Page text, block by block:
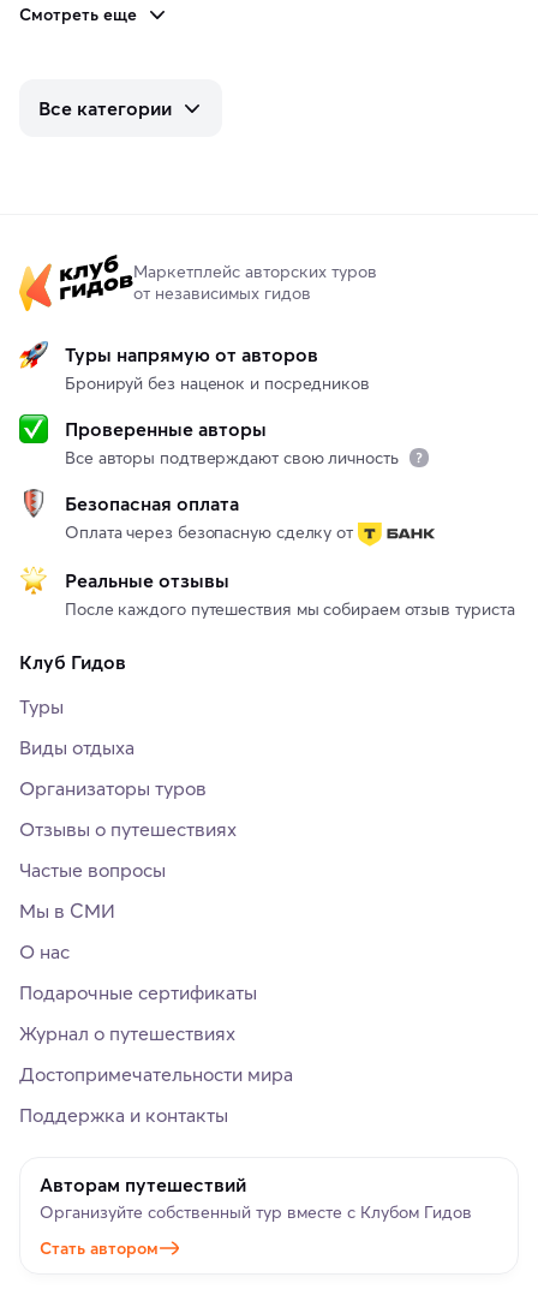
Смотреть еще
Все категории
Маркетплейс авторских туров
от независимых гидов
Туры напрямую от авторов
Бронируй без наценок и посредников
Проверенные авторы
Все авторы подтверждают свою личность
Безопасная оплата
Оплата через безопасную сделку от
Реальные отзывы
После каждого путешествия мы собираем отзыв туриста
Клуб Гидов
Туры
Виды отдыха
Организаторы туров
Отзывы о путешествиях
Частые вопросы
Мы в СМИ
О нас
Подарочные сертификаты
Журнал о путешествиях
Достопримечательности мира
Поддержка и контакты
Авторам путешествий
Организуйте собственный тур вместе с Клубом Гидов
Стать автором